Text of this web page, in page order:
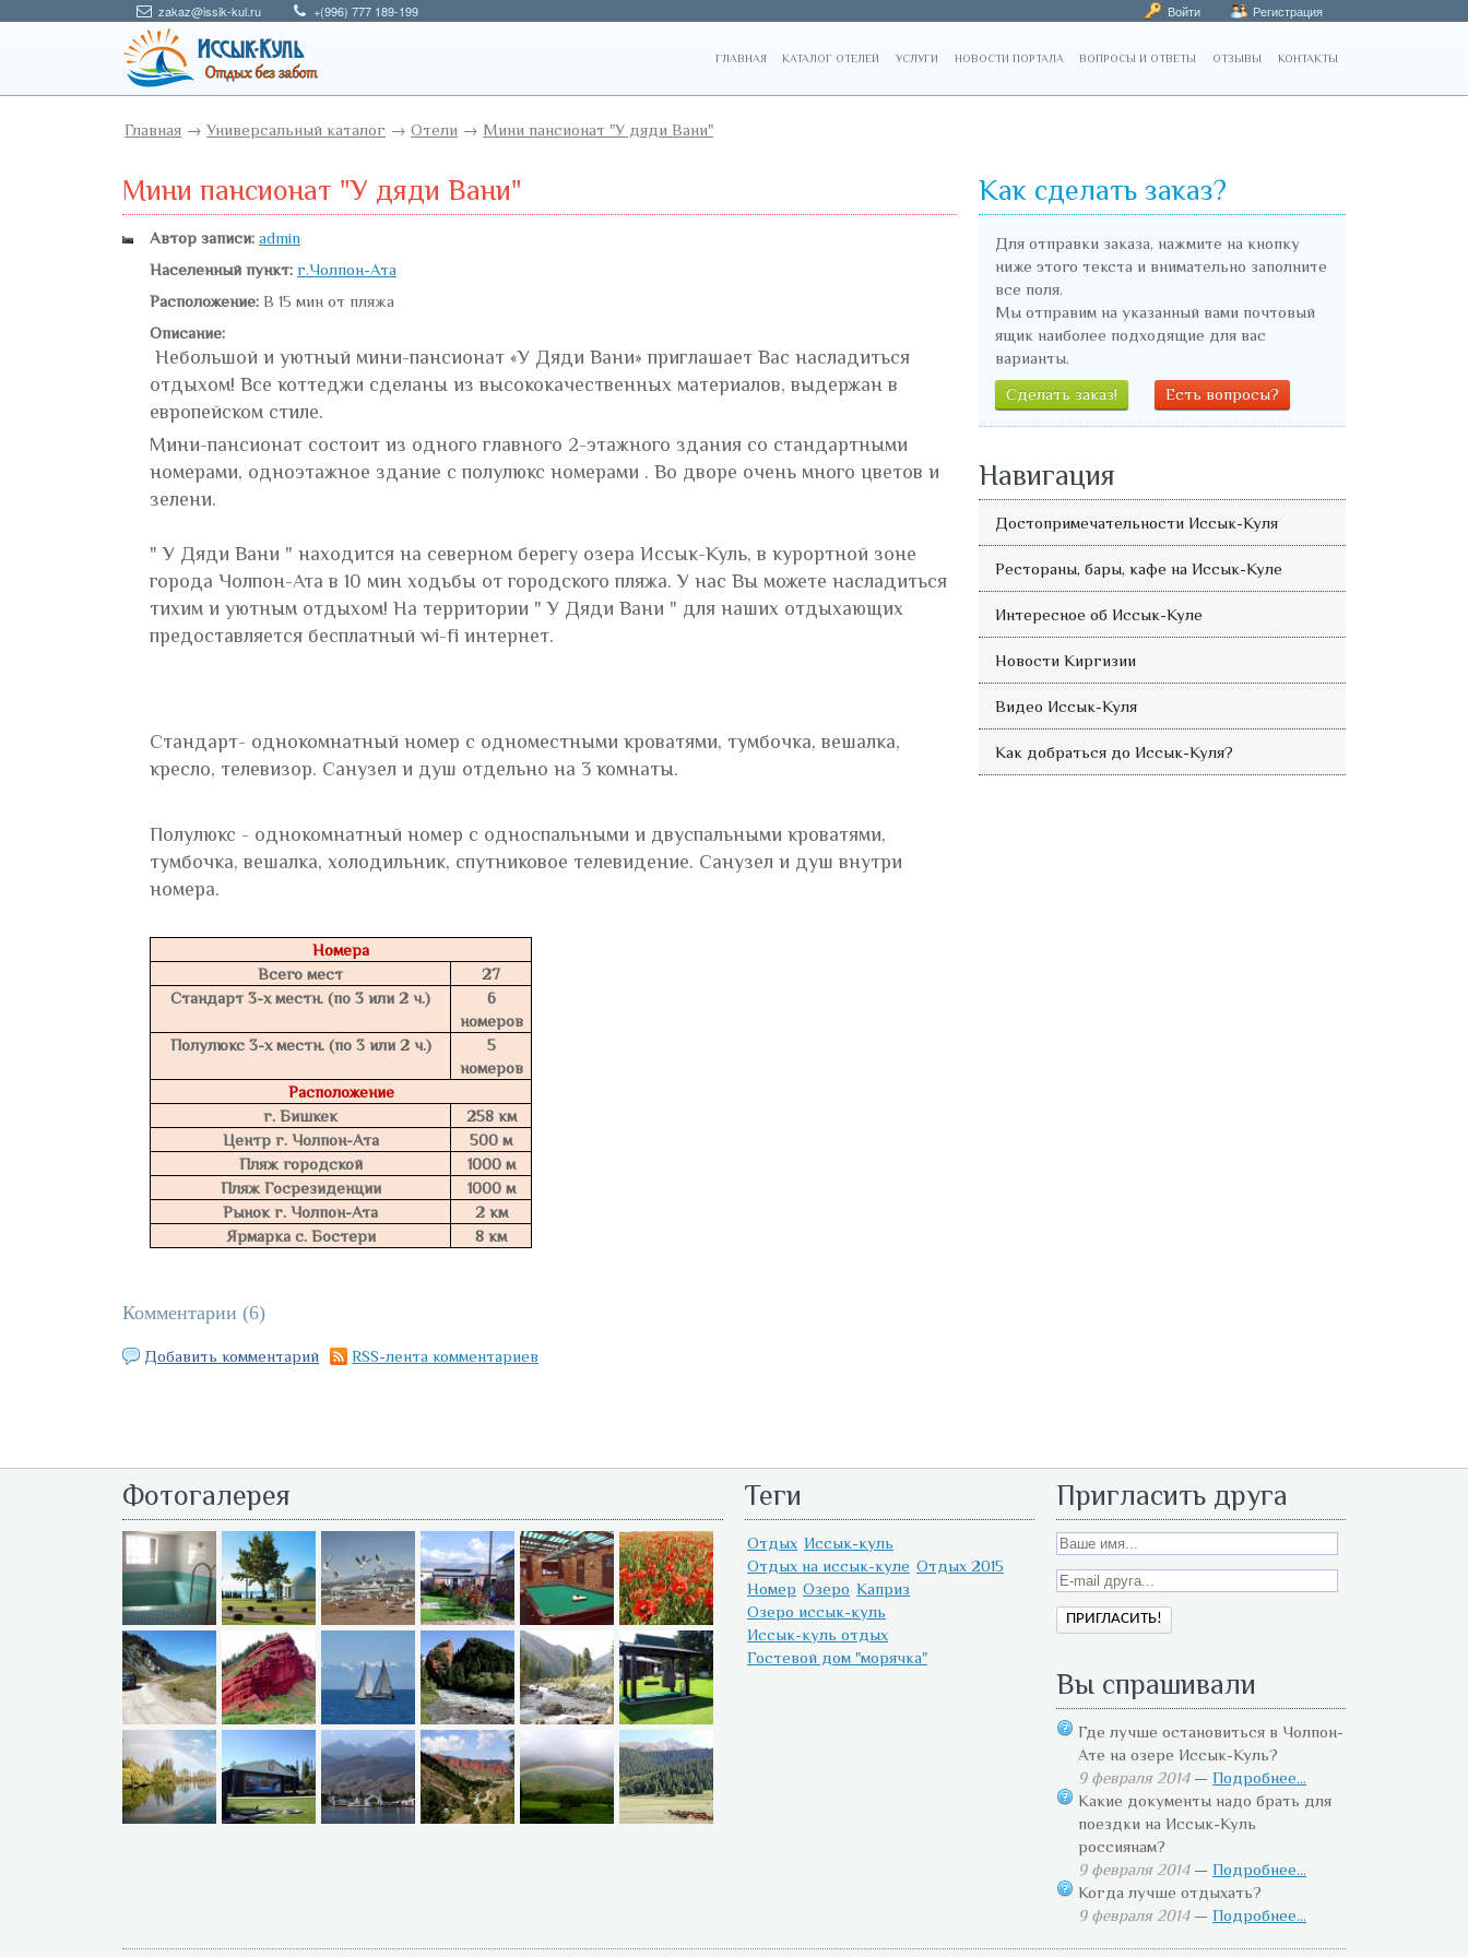
zakaz@issik-kul.ru +(996) 777 189-199 Войти Регистрация
ГЛАВНАЯ КАТАЛОГ ОТЕЛЕЙ УСЛУГИ НОВОСТИ ПОРТАЛА ВОПРОСЫ И ОТВЕТЫ ОТЗЫВЫ КОНТАКТЫ
Главная → Универсальный каталог → Отели → Мини пансионат "У дяди Вани"
Мини пансионат "У дяди Вани"
Автор записи: admin
Населенный пункт: г.Чолпон-Ата
Расположение: В 15 мин от пляжа
Описание:
Небольшой и уютный мини-пансионат «У Дяди Вани» приглашает Вас насладиться
отдыхом! Все коттеджи сделаны из высококачественных материалов, выдержан в
европейском стиле.
Мини-пансионат состоит из одного главного 2-этажного здания со стандартными
номерами, одноэтажное здание с полулюкс номерами . Во дворе очень много цветов и
зелени.
" У Дяди Вани " находится на северном берегу озера Иссык-Куль, в курортной зоне
города Чолпон-Ата в 10 мин ходьбы от городского пляжа. У нас Вы можете насладиться
тихим и уютным отдыхом! На территории " У Дяди Вани " для наших отдыхающих
предоставляется бесплатный wi-fi интернет.
Стандарт- однокомнатный номер с одноместными кроватями, тумбочка, вешалка,
кресло, телевизор. Санузел и душ отдельно на 3 комнаты.
Полулюкс - однокомнатный номер с односпальными и двуспальными кроватями,
тумбочка, вешалка, холодильник, спутниковое телевидение. Санузел и душ внутри
номера.
Номера
Всего мест
27
Стандарт 3-х местн. (по 3 или 2 ч.)
6
номеров
Полулюкс 3-х местн. (по 3 или 2 ч.)
5
номеров
Расположение
г. Бишкек
258 км
Центр г. Чолпон-Ата
500 м
Пляж городской
1000 м
Пляж Госрезиденции
1000 м
Рынок г. Чолпон-Ата
2 км
Ярмарка с. Бостери
8 км
Комментарии (6)
Добавить комментарий RSS-лента комментариев
Как сделать заказ?
Для отправки заказа, нажмите на кнопку
ниже этого текста и внимательно заполните
все поля.
Мы отправим на указанный вами почтовый
ящик наиболее подходящие для вас
варианты.
Сделать заказ!
Есть вопросы?
Навигация
Достопримечательности Иссык-Куля
Рестораны, бары, кафе на Иссык-Куле
Интересное об Иссык-Куле
Новости Киргизии
Видео Иссык-Куля
Как добраться до Иссык-Куля?
Фотогалерея Теги
Отдых Иссык-куль
Отдых на иссык-куле Отдых 2015
Номер Озеро Каприз
Озеро иссык-куль
Иссык-куль отдых
Гостевой дом "морячка"
Пригласить друга
Вы спрашивали
Где лучше остановиться в Чолпон-
Ате на озере Иссык-Куль?
9 февраля 2014— Подробнее...
Какие документы надо брать для
поездки на Иссык-Куль
россиянам?
9 февраля 2014— Подробнее...
Когда лучше отдыхать?
9 февраля 2014— Подробнее...